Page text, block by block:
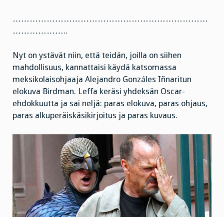
……………………………………………………………
………………..
Nyt on ystävät niin, että teidän, joilla on siihen
mahdollisuus, kannattaisi käydä katsomassa
meksikolaisohjaaja Alejandro Gonzáles Iñnaritun
elokuva Birdman. Leffa keräsi yhdeksän Oscar-
ehdokkuutta ja sai neljä: paras elokuva, paras ohjaus,
paras alkuperäiskäsikirjoitus ja paras kuvaus.